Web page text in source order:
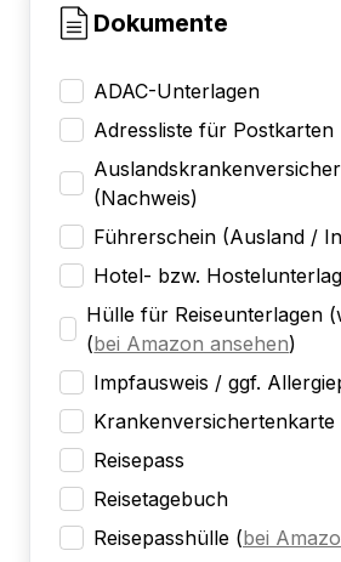
Dokumente
ADAC-Unterlagen
Adressliste für Postkarten
(Nachweis)
Führerschein (Ausland /
Hotel- bzw.
Hülle für Reiseunterlagen
(bei Amazon ansehen)
Impfausweis / ggf.
Krankenversichertenkarte
Reisepass
Reisetagebuch
Reisepasshülle (bei